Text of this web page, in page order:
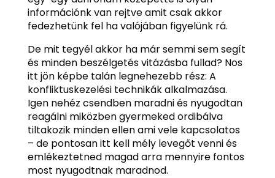
információnk van rejtve amit csak akkor
fedezhetünk fel ha valójában figyelünk rá.
De mit tegyél akkor ha már semmi sem segít
és minden beszélgetés vitázásba fullad? Nos
itt jön képbe talán legnehezebb rész: A
konfliktuskezelési technikák alkalmazása.
Igen nehéz csendben maradni és nyugodtan
reagálni miközben gyermeked ordibálva
tiltakozik minden ellen ami vele kapcsolatos
– de pontosan itt kell mély levegőt venni és
emlékeztetned magad arra mennyire fontos
most nyugodtnak maradnod.